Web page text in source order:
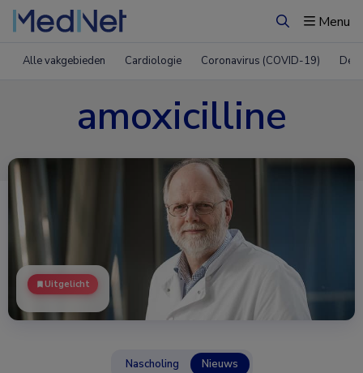
ZoekenMenu
Alle vakgebieden Cardiologie Coronavirus (COVID-19)
amoxicilline
Uitgelicht
Nascholing Nieuws